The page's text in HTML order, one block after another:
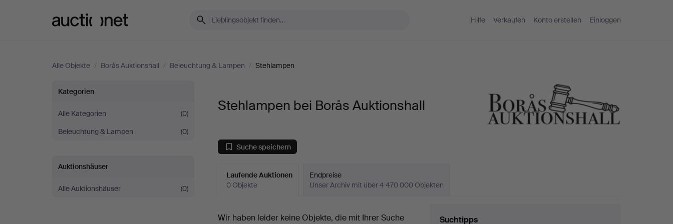
Hilfe Verkaufen Konto erstellen Einloggen
Alle Objekte / Borås Auktionshall / Beleuchtung & Lampen / Stehlampen
Stehlampen
bei
Borås
Auktionshall
Kategorien
Alle Kategorien
(0)
Beleuchtung & Lampen
(0)
Auktionshäuser
Alle Auktionshäuser (0)
Stehlampen bei Borås Auktionshall
Suche speichern
Laufende Auktionen
0 Objekte
Endpreise
Unser Archiv mit über 4 470 000 Objekten
Laufende
Wir haben leider keine Objekte, die mit Ihrer Suche
Suchtipps